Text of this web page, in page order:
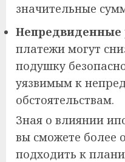
значительные
Непредвиденные
платежи могут
подушку
уязвимым к
обстоятельствам.
Зная о влиянии
вы сможете более
подходить к